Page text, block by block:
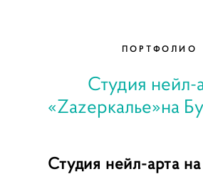
ПОРТФОЛИО
Студия нейл-
«Zazеркалье»на
Студия нейл-арта